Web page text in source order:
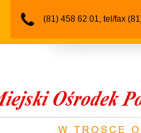
(81) 458 62 01, tel/fax